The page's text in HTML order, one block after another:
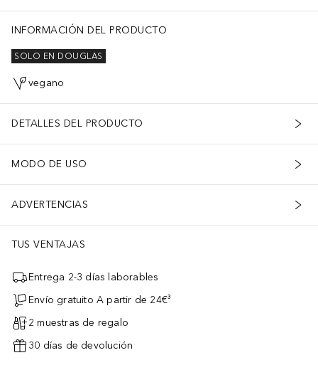
INFORMACIÓN DEL PRODUCTO
SOLO EN DOUGLAS
vegano
DETALLES DEL PRODUCTO
MODO DE USO
ADVERTENCIAS
TUS VENTAJAS
Entrega 2-3 días laborables
Envío gratuito A partir de 24€³
2 muestras de regalo
30 días de devolución